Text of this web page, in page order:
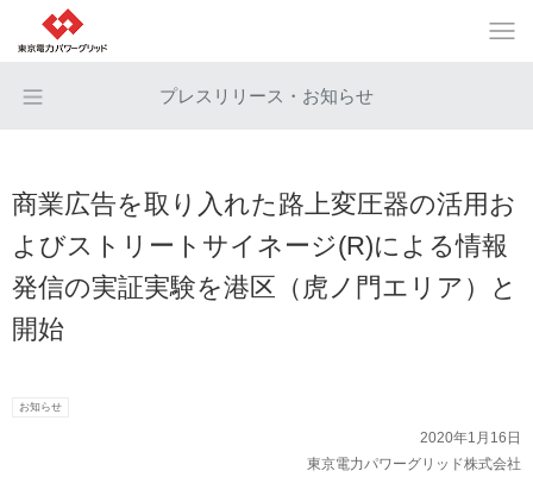
プレスリリース・お知らせ
商業広告を取り入れた路上変圧器の活用お
よびストリートサイネージ(R)による情報
発信の実証実験を港区（虎ノ門エリア）と
開始
お知らせ
2020年1月16日
東京電力パワーグリッド株式会社